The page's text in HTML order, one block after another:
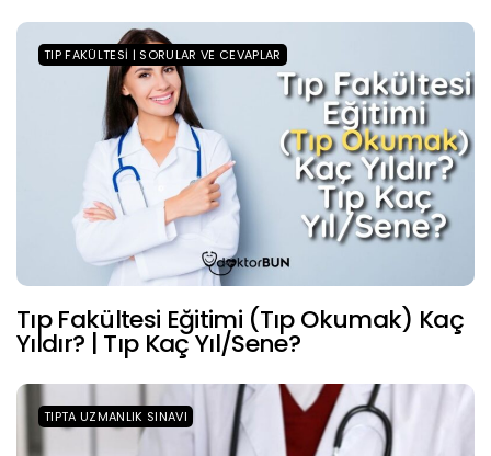
TIP FAKÜLTESI | SORULAR VE CEVAPLAR
Tıp Fakültesi Eğitimi (Tıp Okumak) Kaç
Yıldır? | Tıp Kaç Yıl/Sene?
TIPTA UZMANLIK SINAVI